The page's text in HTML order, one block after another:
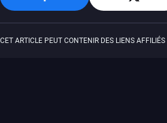
CET ARTICLE PEUT CONTENIR DES LIENS AFFILIÉS